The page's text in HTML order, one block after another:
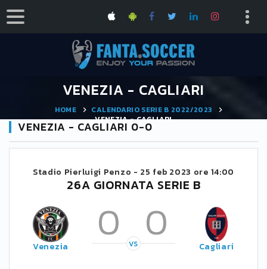
VENEZIA - CAGLIARI
HOME
CALENDARIO SERIE B 2022/2023
VENEZIA - CAGLIARI
VENEZIA - CAGLIARI 0-0
Stadio Pierluigi Penzo - 25 feb 2023 ore 14:00
26A GIORNATA SERIE B
Venezia 0 0
VS Cagliari